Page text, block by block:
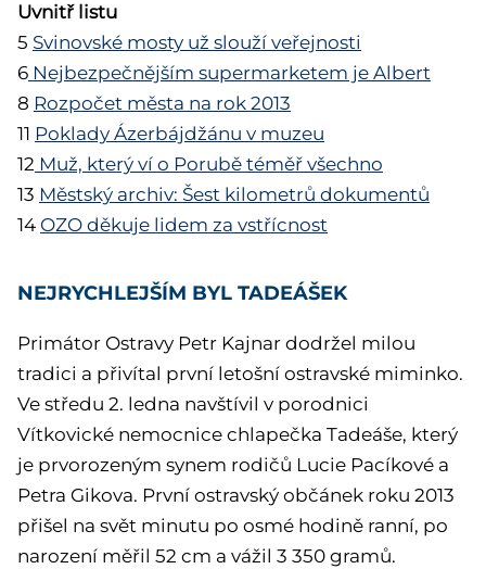
Uvnitř listu
5 Svinovské mosty už slouží veřejnosti
6 Nejbezpečnějším supermarketem je Albert
8 Rozpočet města na rok 2013
11 Poklady Ázerbájdžánu v muzeu
12 Muž, který ví o Porubě téměř všechno
13 Městský archiv: Šest kilometrů dokumentů
14 OZO děkuje lidem za vstřícnost
NEJRYCHLEJŠÍM BYL TADEÁŠEK
Primátor Ostravy Petr Kajnar dodržel milou
tradici a přivítal první letošní ostravské miminko.
Ve středu 2. ledna navštívil v porodnici
Vítkovické nemocnice chlapečka Tadeáše, který
je prvorozeným synem rodičů Lucie Pacíkové a
Petra Gikova. První ostravský občánek roku 2013
přišel na svět minutu po osmé hodině ranní, po
narození měřil 52 cm a vážil 3 350 gramů.